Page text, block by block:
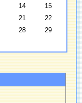
14
15
21
22
28
29